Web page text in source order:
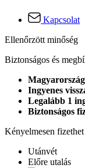
Kapcsolat
Ellenőrzött minőség
Biztonságos és
Ingyenes
Legalább 1
Biztonságos
Kényelmesen fizethet
Utánvét
Előre utalás